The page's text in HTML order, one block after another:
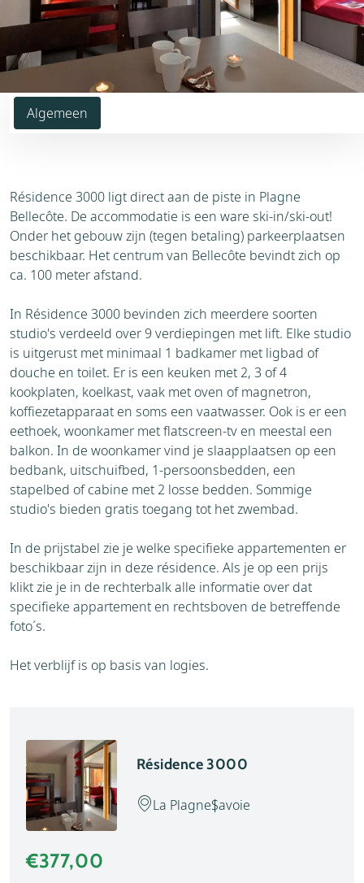
Algemeen
Résidence 3000 ligt direct aan de piste in Plagne
Bellecôte. De accommodatie is een ware ski-in/ski-out!
Onder het gebouw zijn (tegen betaling) parkeerplaatsen
beschikbaar. Het centrum van Bellecôte bevindt zich op
ca. 100 meter afstand.
In Résidence 3000 bevinden zich meerdere soorten
studio's verdeeld over 9 verdiepingen met lift. Elke studio
is uitgerust met minimaal 1 badkamer met ligbad of
douche en toilet. Er is een keuken met 2, 3 of 4
kookplaten, koelkast, vaak met oven of magnetron,
koffiezetapparaat en soms een vaatwasser. Ook is er een
eethoek, woonkamer met flatscreen-tv en meestal een
balkon. In de woonkamer vind je slaapplaatsen op een
bedbank, uitschuifbed, 1-persoonsbedden, een
stapelbed of cabine met 2 losse bedden. Sommige
studio's bieden gratis toegang tot het zwembad.
In de prijstabel zie je welke specifieke appartementen er
beschikbaar zijn in deze résidence. Als je op een prijs
klikt zie je in de rechterbalk alle informatie over dat
specifieke appartement en rechtsboven de betreffende
foto´s.
Het verblijf is op basis van logies.
Résidence 3000
La PlagneSavoie
€377,00